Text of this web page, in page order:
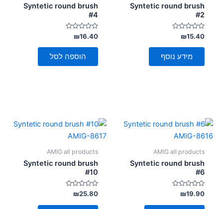
Syntetic round brush
#2
דורג
0
מתוך
₪15.40
מידע נוסף
Syntetic round brush
#4
דורג
0
מתוך
₪16.40
הוספה לסל
AMIG all products
Syntetic round brush
#6
דורג
0
מתוך
₪19.90
AMIG all products
Syntetic round brush
#10
דורג
0
מתוך
₪25.80